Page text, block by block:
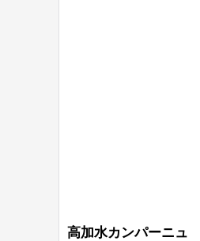
高加水カンパーニュ